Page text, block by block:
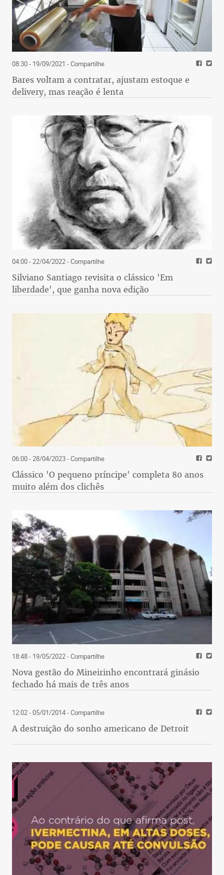
08:30 - 19/09/2021 - Compartilhe
Bares voltam a contratar, ajustam estoque e
delivery, mas reação é lenta
04:00 - 22/04/2022- Compartilhe
Silviano Santiago revisita o clássico 'Em
liberdade', que ganha nova edição
06:00 - 28/04/2023- Compartilhe
Clássico 'O pequeno príncipe' completa 80 anos
muito além dos clichês
18:48 - 19/05/2022- Compartilhe
Nova gestão do Mineirinho encontrará ginásio
fechado há mais de três anos
12:02 - 05/01/2014- Compartilhe
A destruição do sonho americano de Detroit